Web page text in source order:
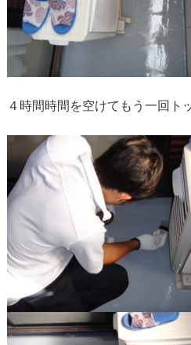
４時間時間を空けてもう一回ト